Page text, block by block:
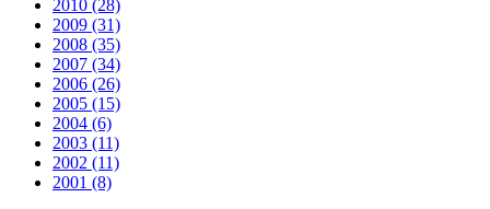
2010 (28)
2009 (31)
2008 (35)
2007 (34)
2006 (26)
2005 (15)
2004 (6)
2003 (11)
2002 (11)
2001 (8)